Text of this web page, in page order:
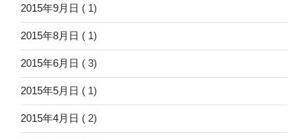
2015年9月日 ( 1)
2015年8月日 ( 1)
2015年6月日 ( 3)
2015年5月日 ( 1)
2015年4月日 ( 2)